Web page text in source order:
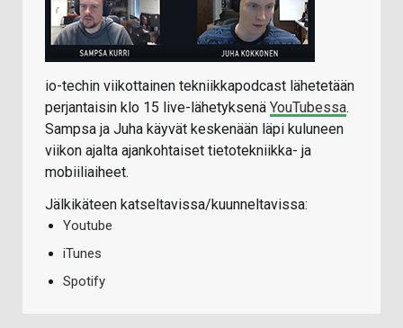
io-techin viikottainen tekniikkapodcast lähetetään
perjantaisin klo 15 live-lähetyksenä YouTubessa.
Sampsa ja Juha käyvät keskenään läpi kuluneen
viikon ajalta ajankohtaiset tietotekniikka- ja
mobiiliaiheet.
Jälkikäteen katseltavissa/kuunneltavissa:
Youtube
iTunes
Spotify